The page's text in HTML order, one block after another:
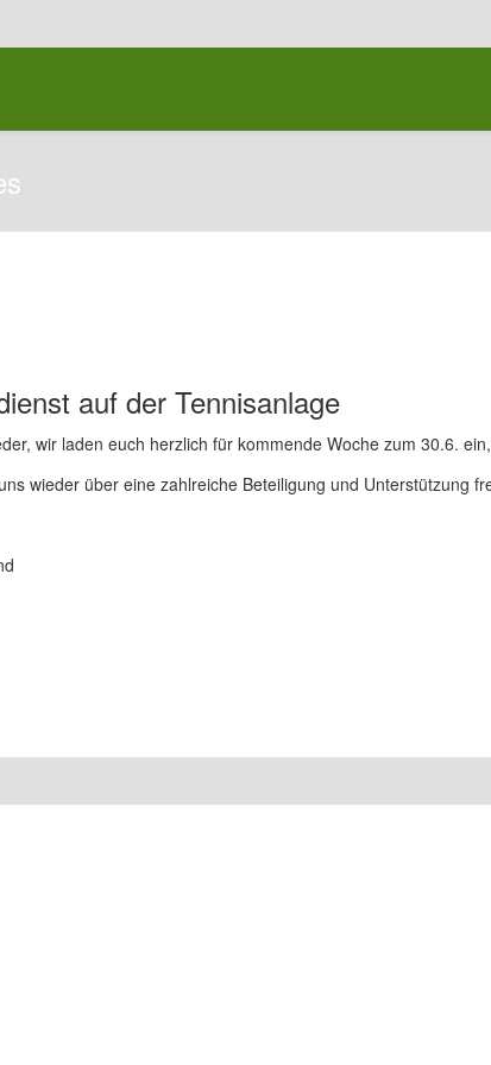
auf der Tennisanlage
wir laden euch herzlich für kommende Woche zum 30.6.
wieder über eine zahlreiche Beteiligung und Unterstützung